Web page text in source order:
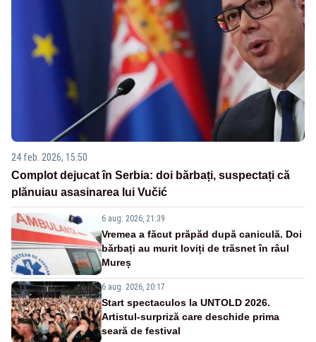
24 feb. 2026, 15:50
Complot dejucat în Serbia: doi bărbați, suspectați că
plănuiau asasinarea lui Vučić
6 aug. 2026, 21:39
Vremea a făcut prăpăd după caniculă. Doi
bărbați au murit loviți de trăsnet în râul
Mureș
6 aug. 2026, 20:17
Start spectaculos la UNTOLD 2026.
Artistul-surpriză care deschide prima
seară de festival